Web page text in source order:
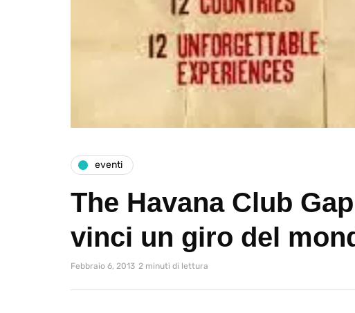
eventi
The Havana Club
vinci un giro del
Febbraio 6, 2013 2 minuti di lettura